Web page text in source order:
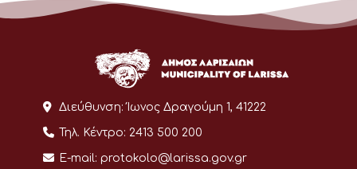
Διεύθυνση: Ίωνος Δραγούμη 1, 41222
Τηλ. Κέντρο: 2413 500 200
E-mail: protokolo@larissa.gov.gr